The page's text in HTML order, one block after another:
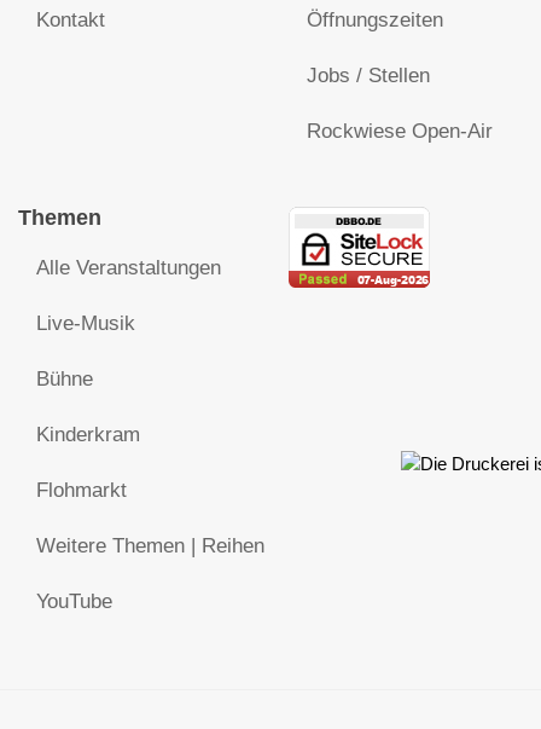
Kontakt Öffnungszeiten
Jobs / Stellen
Rockwiese Open-Air
Themen
Alle Veranstaltungen
Live-Musik
Bühne
Kinderkram
Flohmarkt
Weitere Themen | Reihen
YouTube